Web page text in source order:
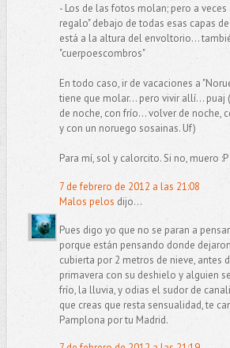
- Los de las fotos molan; pero a
regalo" debajo de todas esas capas
está a la altura del envoltorio...
"cuerpoescombros"
En todo caso, ir de vacaciones a
tiene que molar... pero vivir allí... puaj
de noche, con frío... volver de noche,
y con un noruego sosainas. Uf)
Para mí, sol y calorcito. Si no, muero :P
7 de febrero de 2012 a las 21:08
Malos pelos dijo...
Pues digo yo que no se paran a
porque están pensando donde
cubierta por 2 metros de nieve, antes
primavera con su deshielo y alguien
frío, la lluvia, y odias el sudor de
que creas que resta sensualidad, te
Pamplona por tu Madrid.